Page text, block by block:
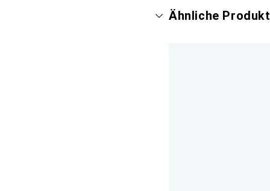
Ähnliche